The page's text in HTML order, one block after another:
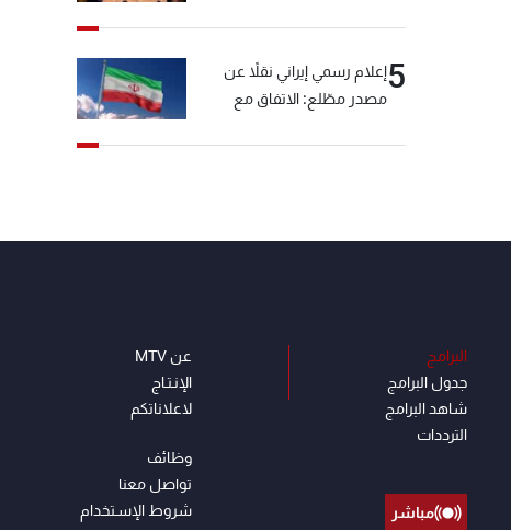
5إعلام رسمي إيراني نقلاً عن
مصدر مطّلع: الاتفاق مع
البرامج
جدول البرامج
شاهد البرامج
الترددات
مباشر
عن MTV
الإنـتـاج
لاعلاناتكم
وظائف
تواصل معنا
شروط الإسـتخدام